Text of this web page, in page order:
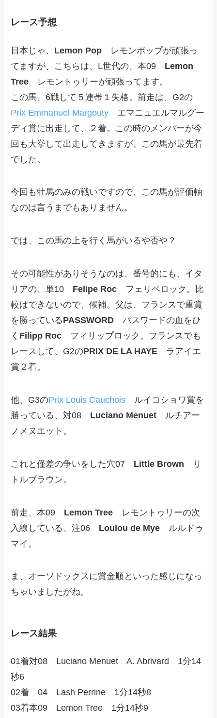
レース予想
日本じゃ、 Lemon Pop レモンポップが頑張っ
てますが、こちらは、L世代の、本09 Lemon
Tree レモントゥリーが頑張ってます。
この馬、6戦して５連帯１失格。前走は、G2の
Prix Emmanuel Margouty エマニュエルマルグー
ディ賞に出走して、２着。この時のメンバーが今
回も大挙して出走してきますが、この馬が最先着
でした。
今回も牡馬のみの戦いですので、この馬が評価軸
なのは言うまでもありません。
では、この馬の上を行く馬がいるや否や？
その可能性がありそうなのは、番号的にも、イタ
リアの、単10 Felipe Roc フェリペロック。比
較はできないので、候補。父は、フランスで重賞
を勝っているPASSWORD パスワードの血をひ
く Filipp Roc フィリップロック。フランスでも
レースして、G2のPRIX DE LA HAYE ラアイエ
賞２着。
他、G3のPrix Louis Cauchois ルイコショワ賞を
勝っている、対08 Luciano Menuet ルチアー
ノメヌエット。
これと僅差の争いをした穴07 Little Brown リ
トルブラウン。
前走、本09 Lemon Tree レモントゥリーの次
入線している、注06 Loulou de Mye ルルドゥ
マイ。
ま、オーソドックスに賞金順といった感じになっ
ちゃいましたがね。
レース結果
01着対08 Luciano Menuet A. Abrivard 1分14
秒6
02着 04 Lash Perrine 1分14秒8
03着本09 Lemon Tree 1分14秒9